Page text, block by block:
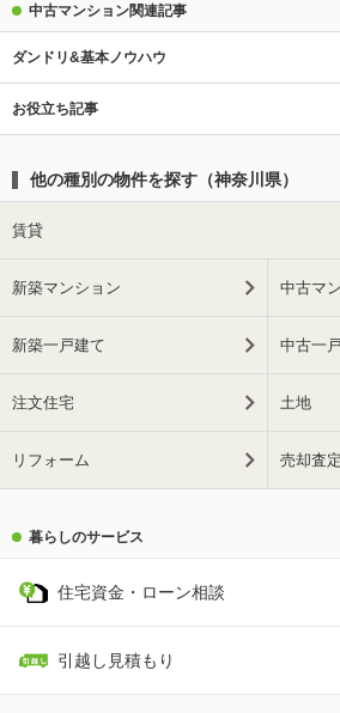
中古マンション関連記事
ダンドリ&基本ノウハウ
お役立ち記事
他の種別の物件を探す（神奈川県）
賃貸
新築マンション 中古マ
新築一戸建て 中古一
注文住宅 土地
リフォーム 売却査定
暮らしのサービス
住宅資金・ローン相談
引越し見積もり